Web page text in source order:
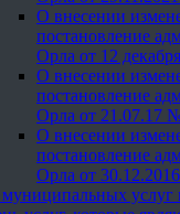
О внесении
постановление
Орла от 12
О внесении
постановление
Орла от 21.07.17
О внесении
постановление
Орла от
муниципальных услуг